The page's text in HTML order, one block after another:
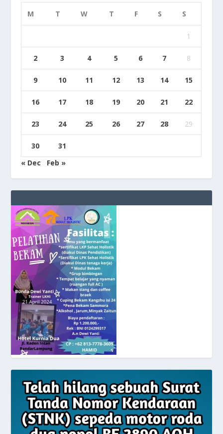
M T W T F S S
1
2 3 4 5 6 7 8
9 10 11 12 13 14 15
16 17 18 19 20 21 22
23 24 25 26 27 28 29
30
31
« Dec
Feb »